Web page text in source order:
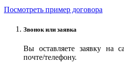
Посмотреть пример договора
Звонок или заявка
Вы оставляете заявку на
почте/телефону.